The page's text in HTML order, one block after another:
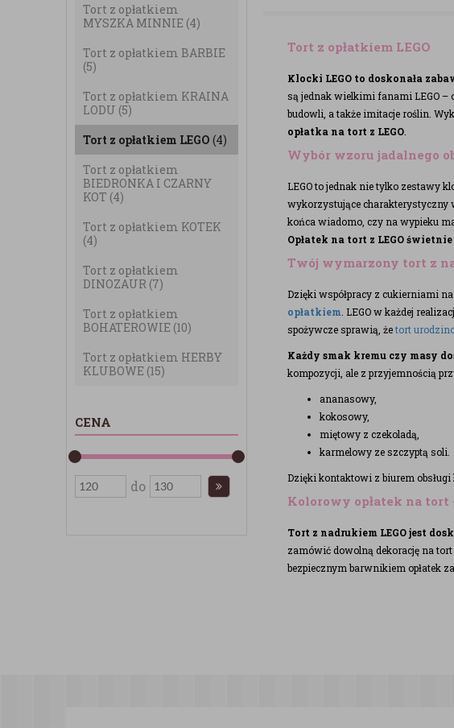
Tort z opłatkiem
MYSZKA MINNIE (4)
Tort z opłatkiem BARBIE
(5)
Tort z opłatkiem KRAINA
LODU (5)
Tort z opłatkiem LEGO (4)
Tort z opłatkiem
BIEDRONKA I CZARNY
KOT (4)
Tort z opłatkiem KOTEK
(4)
Tort z opłatkiem
DINOZAUR (7)
Tort z opłatkiem
BOHATEROWIE (10)
Tort z opłatkiem HERBY
KLUBOWE (15)
CENA
do
Tort z opłatkiem LEGO
Klocki LEGO to doskonała
są jednak wielkimi fanami LEGO –
budowli, a także imitacje roślin.
opłatka na tort z LEGO.
Wybór wzoru jadalnego
LEGO to jednak nie tylko zestawy
wykorzystujące charakterystyczny
końca wiadomo, czy na wypieku
Opłatek na tort z LEGO
Twój wymarzony tort z
Dzięki współpracy z cukierniami na
opłatkiem . LEGO w każdej
spożywcze sprawią, żetort
Każdy smak kremu czy masy
kompozycji, ale z przyjemnością
ananasowy,
kokosowy,
miętowy z czekoladą,
karmelowy ze szczyptą soli.
Dzięki kontaktowi z biurem
Kolorowy opłatek na tort
Tort z nadrukiem LEGO jest
zamówić dowolną dekorację na
bezpiecznym barwnikiem opłatek